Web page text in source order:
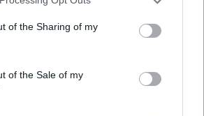
of the Sharing of my
of the Sale of my